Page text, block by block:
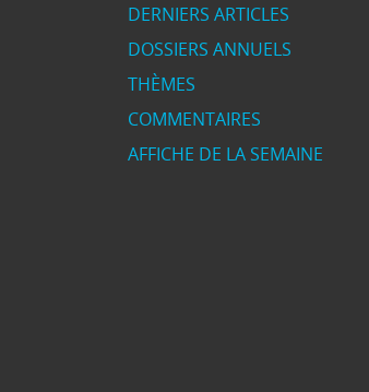
DERNIERS ARTICLES
DOSSIERS ANNUELS
THÈMES
COMMENTAIRES
AFFICHE DE LA SEMAINE